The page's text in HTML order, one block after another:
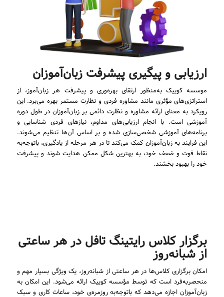
ارزیابی و پیگیری پیشرفت زبان‌آموزان
موسسه کوییک به‌منظور ارتقای بهره‌وری و پیشرفت هر زبان‌آموز، از
استراتژی‌های مؤثری مانند مشاوره فردی و نظارت مستمر بهره می‌برد. این
رویکرد به معنای ارائه مشاوره و نظارت دائمی بر زبان‌آموزان در طول دوره
آموزشی است. با انجام ارزیابی‌های مداوم، نیازهای فردی شناسایی و
برنامه‌های آموزشی شخصی‌سازی شده و بر اساس آن‌ها تنظیم می‌شوند.
این فرایند به زبان‌آموزان کمک می‌کند تا در هر مرحله از یادگیری، باتوجه‌به
نقاط قوت و ضعف خود، به بهترین شکل ممکن هدایت شوند و پیشرفت
خود را بهبود بخشند.
برگزار کلاس رایتینگ تافل در هر ساعتی
از شبانه‌روز
امکان برگزاری کلاس‌ها در هر ساعتی از شبانه‌روز، یک ویژگی بسیار مهم و
منحصربه‌فرد است که توسط مؤسسه کوییک ارائه می‌شود. این امکان به
زبان‌آموزان اجازه می‌دهد که باتوجه‌به روزمره‌ی خود، ساعات کاری و سبک